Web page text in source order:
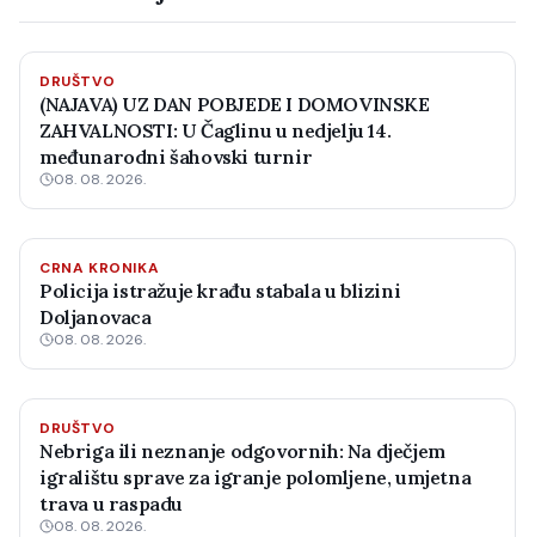
DRUŠTVO
(NAJAVA) UZ DAN POBJEDE I DOMOVINSKE
ZAHVALNOSTI: U Čaglinu u nedjelju 14.
međunarodni šahovski turnir
08. 08. 2026.
CRNA KRONIKA
Policija istražuje krađu stabala u blizini
Doljanovaca
08. 08. 2026.
DRUŠTVO
Nebriga ili neznanje odgovornih: Na dječjem
igralištu sprave za igranje polomljene, umjetna
trava u raspadu
08. 08. 2026.